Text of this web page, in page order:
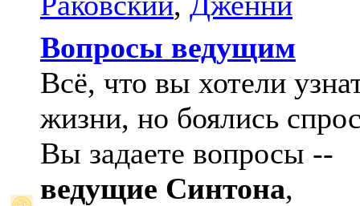
Вопросы ведущим
Всё, что вы хотели
жизни, но боялись
Вы задаете вопросы --
ведущие Синтона,